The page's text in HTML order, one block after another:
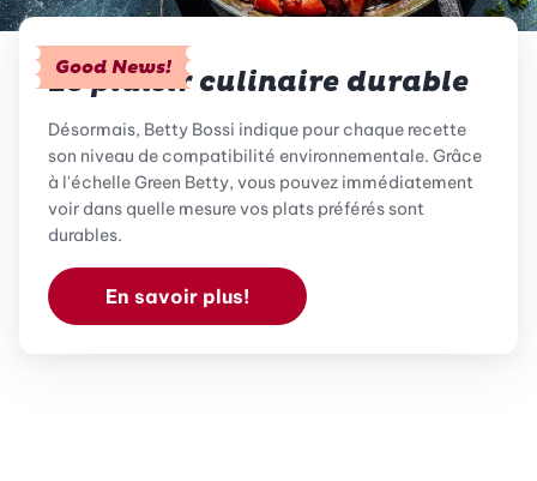
Good News!
Le plaisir culinaire durable
Désormais, Betty Bossi indique pour chaque recette
son niveau de compatibilité environnementale. Grâce
à l'échelle Green Betty, vous pouvez immédiatement
voir dans quelle mesure vos plats préférés sont
durables.
En savoir plus!